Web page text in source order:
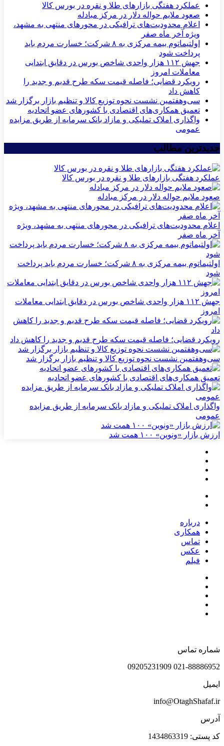
عملکرد هفتگی بازارهای طلا و نقره در بورس کالا
صعود ملایم حواله دلار در مرکز مبادله
اعلام محدودیت‌های ترافیکی در محورهای منتهی به مشهد،
ویژه آخر ماه صفر
اولتیماتوم بیمه مرکزی به ۸ شرکت؛ خسارت مردم باید
پرداخت شود
جهش ۱۱۲ هزار واحدی شاخص بورس در دقایق ابتدایی
معاملات امروز
رویکرد قضایی؛ فاصله قیمت سکه طرح قدیم و جدید را
کاهش داد
سی‌و‌هفتمین نشست نحوه توزیع کالا و تنظیم بازار برگزار شد
تعمیق همکاری‌های اقتصادی با کشورهای عضو اتحادیه
واگذاری املاک تملیکی و مازاد بانک سرمایه از طریق مزایده
عمومی
جدیدترین مطالب
عملکرد هفتگی بازارهای طلا و نقره در بورس کالا
صعود ملایم حواله دلار در مرکز مبادله
اعلام محدودیت‌های ترافیکی در محورهای منتهی به مشهد، ویژه
آخر ماه صفر
اولتیماتوم بیمه مرکزی به ۸ شرکت؛ خسارت مردم باید پرداخت
شود
جهش ۱۱۲ هزار واحدی شاخص بورس در دقایق ابتدایی معاملات
امروز
رویکرد قضایی؛ فاصله قیمت سکه طرح قدیم و جدید را کاهش داد
سی‌و‌هفتمین نشست نحوه توزیع کالا و تنظیم بازار برگزار شد
تعمیق همکاری‌های اقتصادی با کشورهای عضو اتحادیه
واگذاری املاک تملیکی و مازاد بانک سرمایه از طریق مزایده
عمومی
ارزش بازار «ونوین» ۱۰۰ همت شد
درباره
همکاری
تماس
عکس
فیلم
شماره تماس
021-88886952 09205231909
ایمیل
info@OtaghShafaf.ir
آدرس
کد پستی: 1434863319